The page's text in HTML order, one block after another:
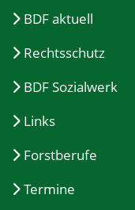
BDF aktuell
Rechtsschutz
BDF Sozialwerk
Links
Forstberufe
Termine